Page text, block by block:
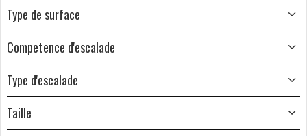
Type de surface
Competence d'escalade
Type d'escalade
Taille